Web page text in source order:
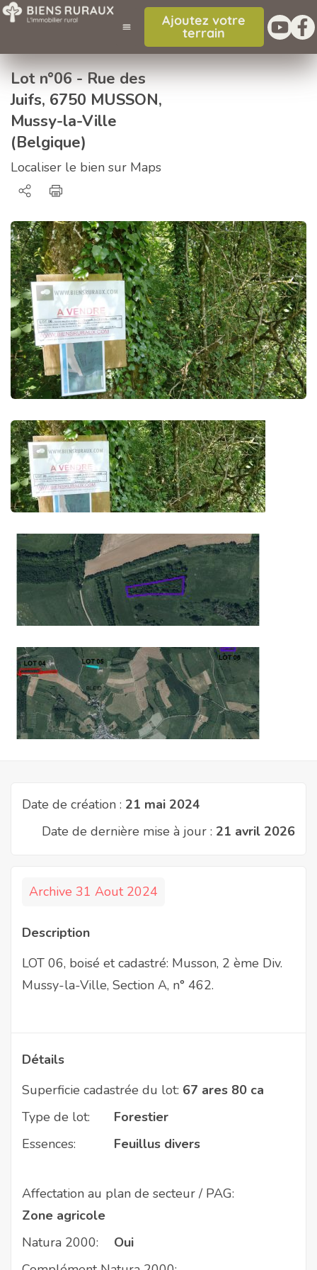
Ajoutez votre
terrain
Lot n°06 - Rue des
Juifs, 6750 MUSSON,
Mussy-la-Ville
(Belgique)
Localiser le bien sur Maps
Date de création : 21 mai 2024
Date de dernière mise à jour : 21 avril 2026
Archive 31 Aout 2024
Description
LOT 06, boisé et cadastré: Musson, 2 ème Div.
Mussy-la-Ville, Section A, n° 462.
Détails
Superficie cadastrée du lot: 67 ares 80 ca
Type de lot:
Forestier
Essences:
Feuillus divers
Affectation au plan de secteur / PAG:
Zone agricole
Natura 2000:
Oui